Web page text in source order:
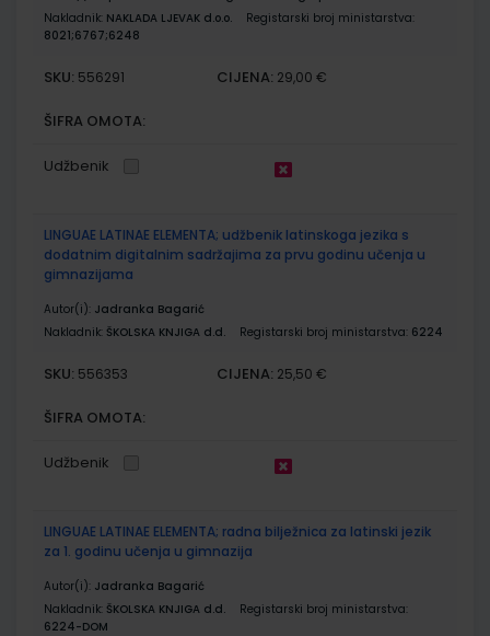
Nakladnik: NAKLADA LJEVAK d.o.o.
Registarski broj ministarstva:
8021;6767;6248
SKU: 556291 CIJENA: 29,00 €
ŠIFRA OMOTA:
Udžbenik
LINGUAE LATINAE ELEMENTA; udžbenik latinskoga jezika s
dodatnim digitalnim sadržajima za prvu godinu učenja u
gimnazijama
Autor(i): Jadranka Bagarić
Nakladnik: ŠKOLSKA KNJIGA d.d. Registarski broj ministarstva: 6224
SKU: 556353 CIJENA: 25,50 €
ŠIFRA OMOTA:
Udžbenik
LINGUAE LATINAE ELEMENTA; radna bilježnica za latinski jezik
za 1. godinu učenja u gimnazija
Autor(i): Jadranka Bagarić
Nakladnik: ŠKOLSKA KNJIGA d.d.
Registarski broj ministarstva:
6224-DOM